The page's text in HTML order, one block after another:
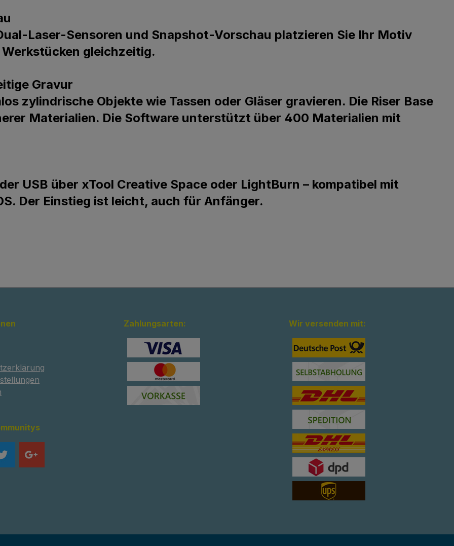
Laser-Sensoren und Snapshot-Vorschau platzieren Sie Ihr Motiv
gleichzeitig.
Gravur
zylindrische Objekte wie Tassen oder Gläser gravieren. Die Riser Base
Materialien. Die Software unterstützt über 400 Materialien mit
USB über xTool Creative Space oder LightBurn – kompatibel mit
Der Einstieg ist leicht, auch für Anfänger.
Zahlungsarten: Wir versenden mit: